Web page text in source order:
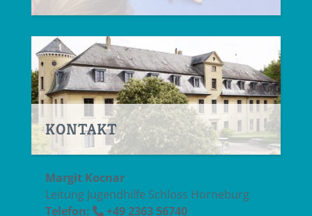
KONTAKT
Margit Kocnar
Leitung Jugendhilfe Schloss Horneburg
Telefon:
+49 2363 56740